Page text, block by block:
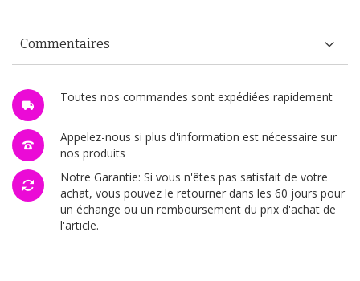
Toutes nos commandes sont expédiées rapidement
Appelez-nous si plus d'information est nécessaire sur
nos produits
Notre Garantie: Si vous n'êtes pas satisfait de votre
achat, vous pouvez le retourner dans les 60 jours pour
un échange ou un remboursement du prix d'achat de
l'article.
Commentaires